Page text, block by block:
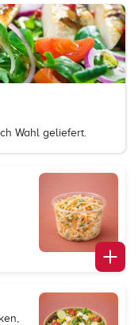
Wahl geliefert.